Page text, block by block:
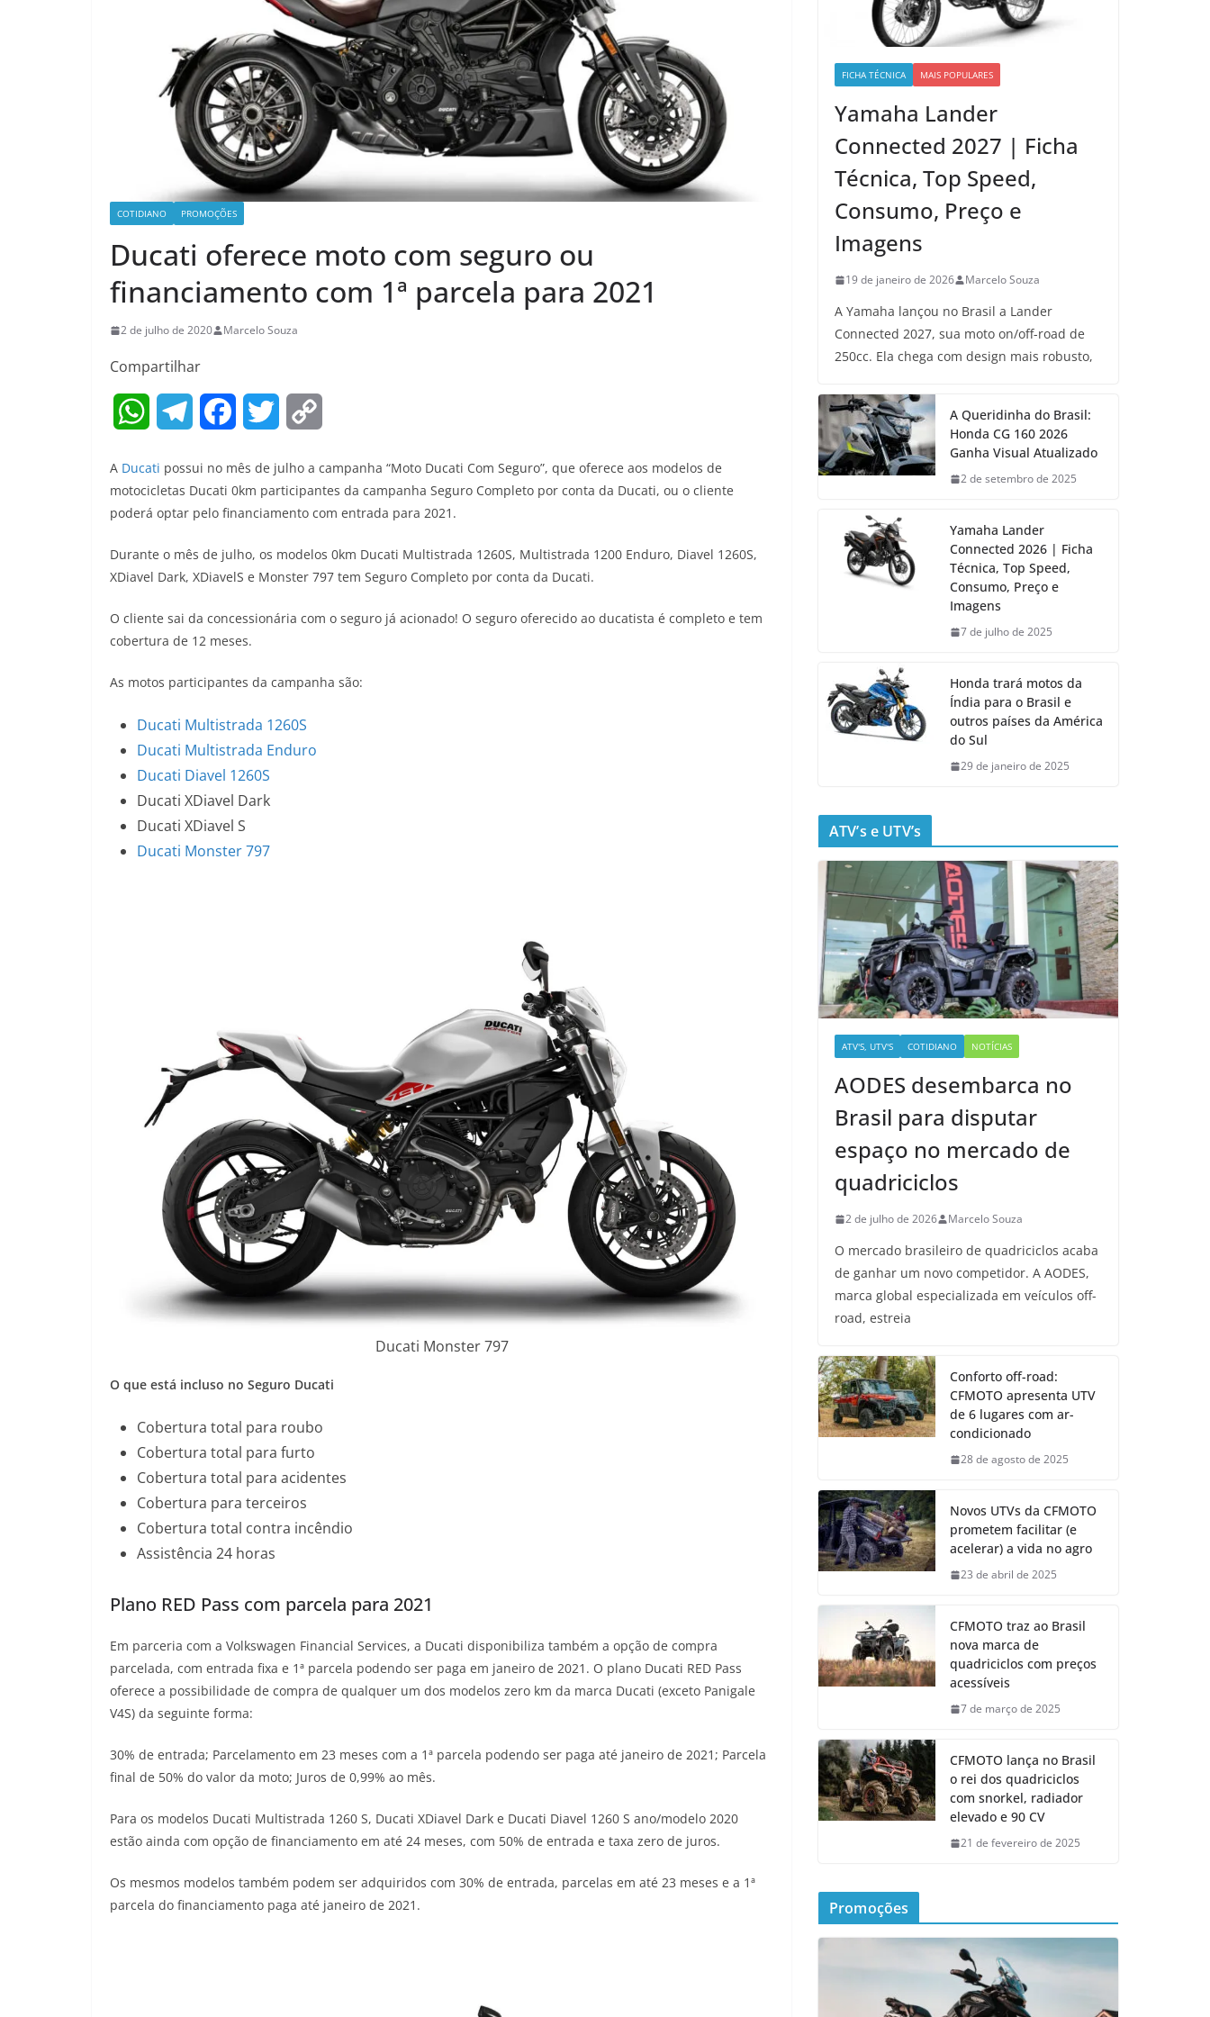
COTIDIANO PROMOÇÕES
Ducati oferece moto com seguro ou
financiamento com 1ª parcela para 2021
2 de julho de 2020 Marcelo Souza
Compartilhar
W
a
t
s
p
l
e
g
a
c
e
b
o
i
t
t
r
p
y
L
n
A Ducati possui no mês de julho a campanha “Moto Ducati Com Seguro”, que oferece aos modelos de
motocicletas Ducati 0km participantes da campanha Seguro Completo por conta da Ducati, ou o cliente
poderá optar pelo financiamento com entrada para 2021.
Durante o mês de julho, os modelos 0km Ducati Multistrada 1260S, Multistrada 1200 Enduro, Diavel 1260S,
XDiavel Dark, XDiavelS e Monster 797 tem Seguro Completo por conta da Ducati.
O cliente sai da concessionária com o seguro já acionado! O seguro oferecido ao ducatista é completo e tem
cobertura de 12 meses.
As motos participantes da campanha são:
Ducati Multistrada 1260S
Ducati Multistrada Enduro
Ducati Diavel 1260S
Ducati XDiavel Dark
Ducati XDiavel S
Ducati Monster 797
Ducati Monster 797
O que está incluso no Seguro Ducati
Cobertura total para roubo
Cobertura total para furto
Cobertura total para acidentes
Cobertura para terceiros
Cobertura total contra incêndio
Assistência 24 horas
Plano RED Pass com parcela para 2021
Em parceria com a Volkswagen Financial Services, a Ducati disponibiliza também a opção de compra
parcelada, com entrada fixa e 1ª parcela podendo ser paga em janeiro de 2021. O plano Ducati RED Pass
oferece a possibilidade de compra de qualquer um dos modelos zero km da marca Ducati (exceto Panigale
V4S) da seguinte forma:
30% de entrada; Parcelamento em 23 meses com a 1ª parcela podendo ser paga até janeiro de 2021; Parcela
final de 50% do valor da moto; Juros de 0,99% ao mês.
Para os modelos Ducati Multistrada 1260 S, Ducati XDiavel Dark e Ducati Diavel 1260 S ano/modelo 2020
estão ainda com opção de financiamento em até 24 meses, com 50% de entrada e taxa zero de juros.
Os mesmos modelos também podem ser adquiridos com 30% de entrada, parcelas em até 23 meses e a 1ª
parcela do financiamento paga até janeiro de 2021.
FICHA TÉCNICA MAIS POPULARES
Yamaha Lander
Connected 2027 | Ficha
Técnica, Top Speed,
Consumo, Preço e
Imagens
19 de janeiro de 2026 Marcelo Souza
A Yamaha lançou no Brasil a Lander
Connected 2027, sua moto on/off-road de
250cc. Ela chega com design mais robusto,
A Queridinha do Brasil:
Honda CG 160 2026
Ganha Visual Atualizado
2 de setembro de 2025
Yamaha Lander
Connected 2026 | Ficha
Técnica, Top Speed,
Consumo, Preço e
Imagens
7 de julho de 2025
Honda trará motos da
Índia para o Brasil e
outros países da América
do Sul
29 de janeiro de 2025
ATV’s e UTV’s
ATV'S, UTV'S COTIDIANO NOTÍCIAS
AODES desembarca no
Brasil para disputar
espaço no mercado de
quadriciclos
2 de julho de 2026 Marcelo Souza
O mercado brasileiro de quadriciclos acaba
de ganhar um novo competidor. A AODES,
marca global especializada em veículos off-
road, estreia
Conforto off-road:
CFMOTO apresenta UTV
de 6 lugares com ar-
condicionado
28 de agosto de 2025
Novos UTVs da CFMOTO
prometem facilitar (e
acelerar) a vida no agro
23 de abril de 2025
CFMOTO traz ao Brasil
nova marca de
quadriciclos com preços
acessíveis
7 de março de 2025
CFMOTO lança no Brasil
o rei dos quadriciclos
com snorkel, radiador
elevado e 90 CV
21 de fevereiro de 2025
Promoções